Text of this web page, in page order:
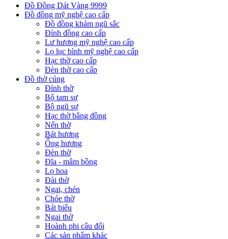
Đồ Đồng Dát Vàng 9999
Đồ đồng mỹ nghệ cao cấp
Đồ đồng khảm ngũ sắc
Đỉnh đồng cao cấp
Lư hương mỹ nghệ cao cấp
Lọ lục bình mỹ nghệ cao cấp
Hạc thờ cao cấp
Đèn thờ cao cấp
Đồ thờ cúng
Đỉnh thờ
Bộ tam sự
Bộ ngũ sự
Hạc thờ bằng đồng
Nến thờ
Bát hương
Ống hương
Đèn thờ
Đĩa - mâm bồng
Lọ hoa
Đài thờ
Ngai, chén
Chóe thờ
Bát biểu
Ngai thờ
Hoành phi câu đối
Các sản phẩm khác